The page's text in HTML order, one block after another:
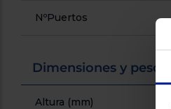
NºPuertos
Dimensiones y peso
Altura (mm)